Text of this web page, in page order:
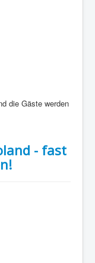
die Gäste werden
- fast